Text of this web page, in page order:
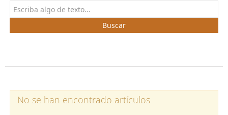
Buscar
No se han encontrado artículos